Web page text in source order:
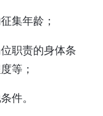
集年龄；
职责的身体条
等；
件。